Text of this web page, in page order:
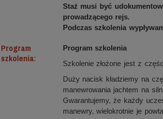
Staż musi być
prowadzącego rejs.
Podczas szkolenia
Program
szkolenia:
Program szkolenia
Szkolenie złożone jest z
Duży nacisk kładziemy na
manewrowania jachtem na
Gwarantujemy, że każdy
manewry, wielokrotnie je